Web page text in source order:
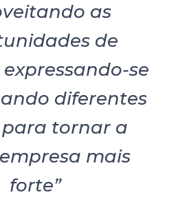
as
de
se
diferentes
tornar a
mais
forte”